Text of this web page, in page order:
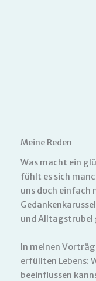
Meine Reden
Was macht ein
fühlt es sich
uns doch einfach
und Alltagstrubel
In meinen
erfüllten Lebens:
beeinflussen